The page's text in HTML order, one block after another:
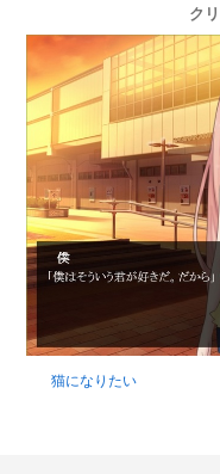
ク
猫になりたい